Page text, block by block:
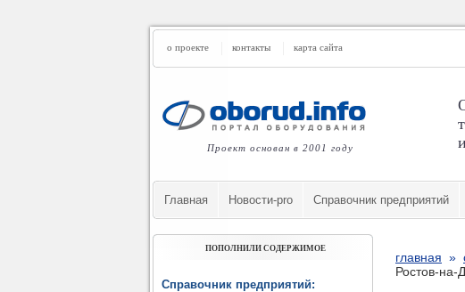
о проекте контакты карта сайта
Проект основан в 2001 году
Главная Новости-pro Cправочник предприятий
главная »
Ростов-на-
ПОПОЛНИЛИ СОДЕРЖИМОЕ
Справочник предприятий: